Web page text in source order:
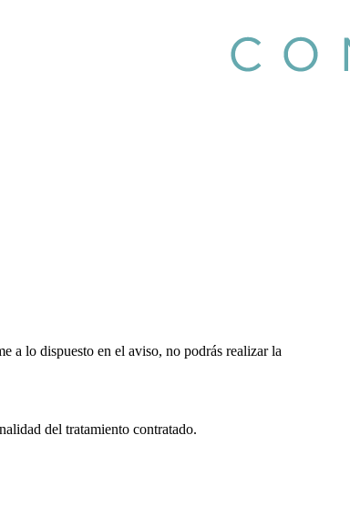
a lo dispuesto en el aviso, no podrás realizar la
del tratamiento contratado.